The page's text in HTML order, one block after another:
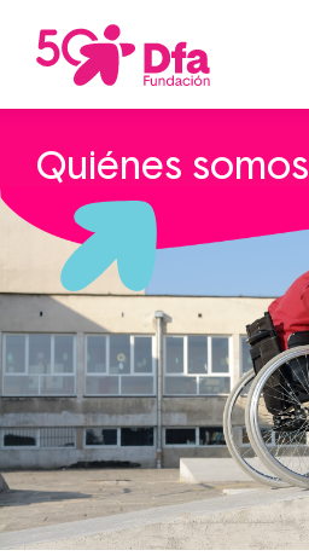
contenido
principal
Quiénes somos